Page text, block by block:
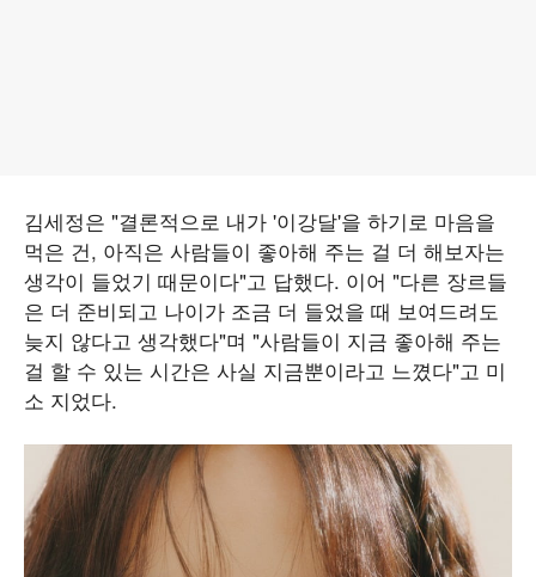
김세정은 "결론적으로 내가 '이강달'을 하기로 마음을
먹은 건, 아직은 사람들이 좋아해 주는 걸 더 해보자는
생각이 들었기 때문이다"고 답했다. 이어 "다른 장르들
은 더 준비되고 나이가 조금 더 들었을 때 보여드려도
늦지 않다고 생각했다"며 "사람들이 지금 좋아해 주는
걸 할 수 있는 시간은 사실 지금뿐이라고 느꼈다"고 미
소 지었다.